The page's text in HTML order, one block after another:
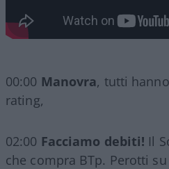
00:00 Manovra, tutti
rating,
02:00 Facciamo debiti! Il
che compra BTp. Perotti